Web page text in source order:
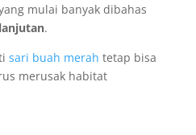
mulai banyak dibahas
.
sari buah merah tetap bisa
merusak habitat